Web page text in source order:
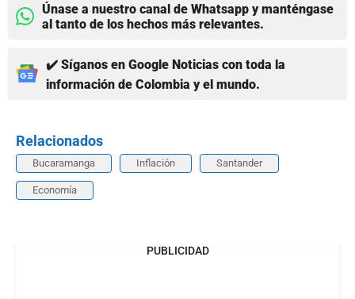
Únase a nuestro canal de Whatsapp y manténgase
al tanto de los hechos más relevantes.
✔️ Síganos en Google Noticias con toda la
información de Colombia y el mundo.
Relacionados
Bucaramanga Inflación Santander
Economía
PUBLICIDAD